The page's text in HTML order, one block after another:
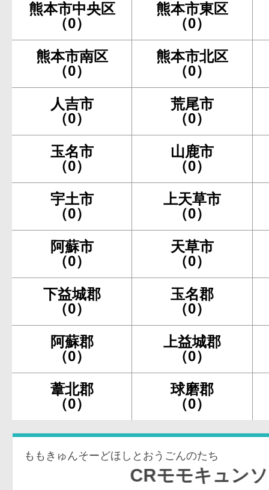
熊本市中央区
（0）
熊本市東区
（0）
熊本市南区
（0）
熊本市北区
（0）
人吉市
（0）
荒尾市
（0）
玉名市
（0）
山鹿市
（0）
宇土市
（0）
上天草市
（0）
阿蘇市
（0）
天草市
（0）
下益城郡
（0）
玉名郡
（0）
阿蘇郡
（0）
上益城郡
（0）
葦北郡
（0）
球磨郡
（0）
ももきゅんそーどほしとおうごんのたち
CRモモキュンソード